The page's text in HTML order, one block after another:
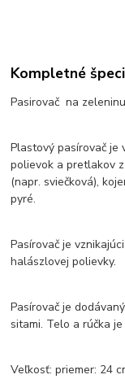
Kompletné
Pasirovač na
Plastový pasírovač je
polievok a pretlakov
(napr. sviečková),
pyré.
Pasírovač je
halászlovej polievky.
Pasírovač je
sitami. Telo a rúčka
Veľkosť: priemer: 24